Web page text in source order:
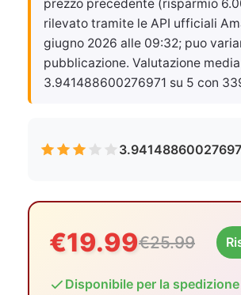
prezzo precedente (risparmio
rilevato tramite le API ufficiali
giugno 2026 alle 09:32; puo
pubblicazione. Valutazione media
3.941488600276971 su 5 con
€19.99€25.99
Disponibile per la spedizione